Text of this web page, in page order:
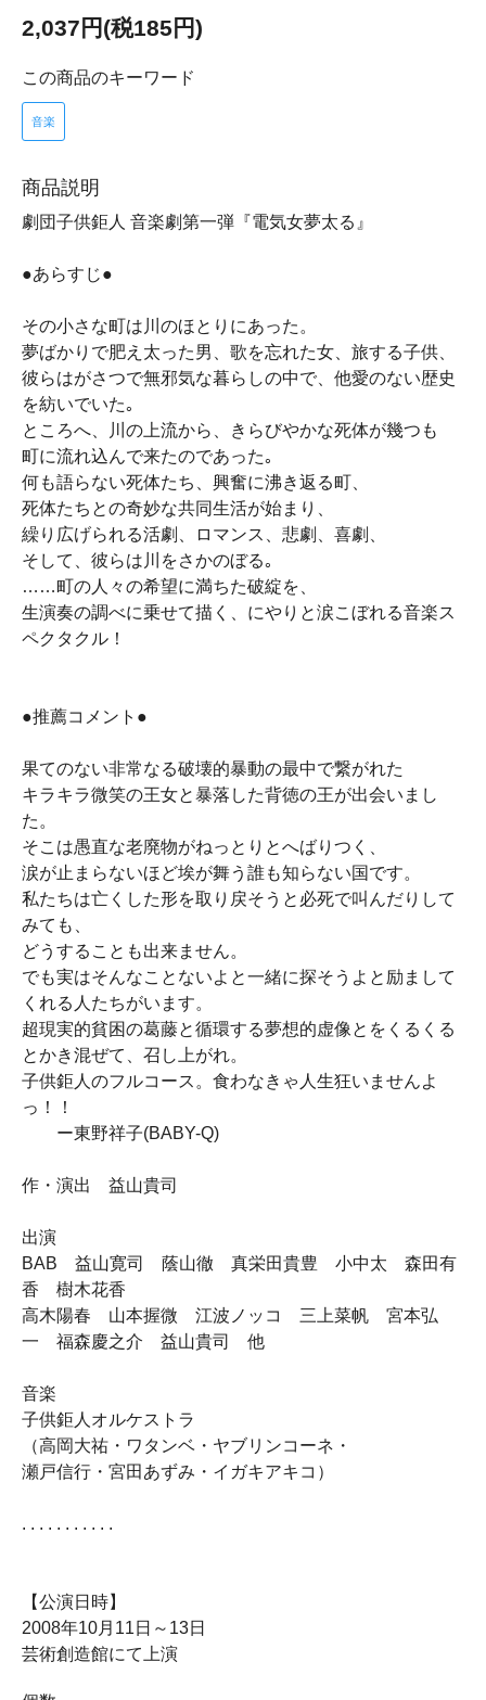
2,037円(税185円)
この商品のキーワード
音楽
商品説明
劇団子供鉅人 音楽劇第一弾『電気女夢太る』
●あらすじ●
その小さな町は川のほとりにあった。
夢ばかりで肥え太った男、歌を忘れた女、旅する子供、
彼らはがさつで無邪気な暮らしの中で、他愛のない歴史
を紡いでいた｡
ところへ、川の上流から、きらびやかな死体が幾つも
町に流れ込んで来たのであった｡
何も語らない死体たち、興奮に沸き返る町、
死体たちとの奇妙な共同生活が始まり、
繰り広げられる活劇、ロマンス、悲劇、喜劇、
そして、彼らは川をさかのぼる｡
……町の人々の希望に満ちた破綻を、
生演奏の調べに乗せて描く、にやりと涙こぼれる音楽ス
ペクタクル！
●推薦コメント●
果てのない非常なる破壊的暴動の最中で繋がれた
キラキラ微笑の王女と暴落した背徳の王が出会いまし
た。
そこは愚直な老廃物がねっとりとへばりつく、
涙が止まらないほど埃が舞う誰も知らない国です。
私たちは亡くした形を取り戻そうと必死で叫んだりして
みても、
どうすることも出来ません。
でも実はそんなことないよと一緒に探そうよと励まして
くれる人たちがいます。
超現実的貧困の葛藤と循環する夢想的虚像とをくるくる
とかき混ぜて、召し上がれ。
子供鉅人のフルコース。食わなきゃ人生狂いませんよ
っ！！
ー東野祥子(BABY-Q)
作・演出 益山貴司
出演
BAB 益山寛司 蔭山徹 真栄田貴豊 小中太 森田有
香 樹木花香
高木陽春 山本握微 江波ノッコ 三上菜帆 宮本弘
一 福森慶之介 益山貴司 他
音楽
子供鉅人オルケストラ
（高岡大祐・ワタンベ・ヤブリンコーネ・
瀬戸信行・宮田あずみ・イガキアキコ）
. . . . . . . . . . .
【公演日時】
2008年10月11日～13日
芸術創造館にて上演